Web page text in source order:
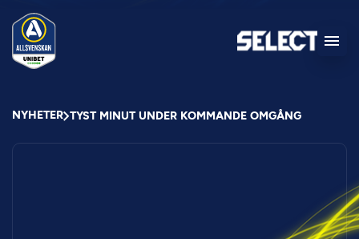
NYHETER TYST MINUT UNDER KOMMANDE OMGÅNG